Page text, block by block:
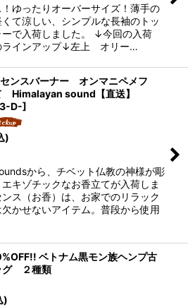
ゆったりオーバーサイズ！薄手の
て涼しい、シンプルな長袖のトッ
ーで入荷しました。 ↓今回の入荷
ラインアップ↓左上 オリー…
ンスバーナー オンマニペメフ
Himalayan sound【直送】
D-]
)
から、チベット仏教の神様が彫
キゾチックなお香立てが入荷しま
ンス（お香）は、お家でのリラック
かせないアイテム。普段から使用
ベトナム黒モン族ヘンプ古
グ ２種類
)